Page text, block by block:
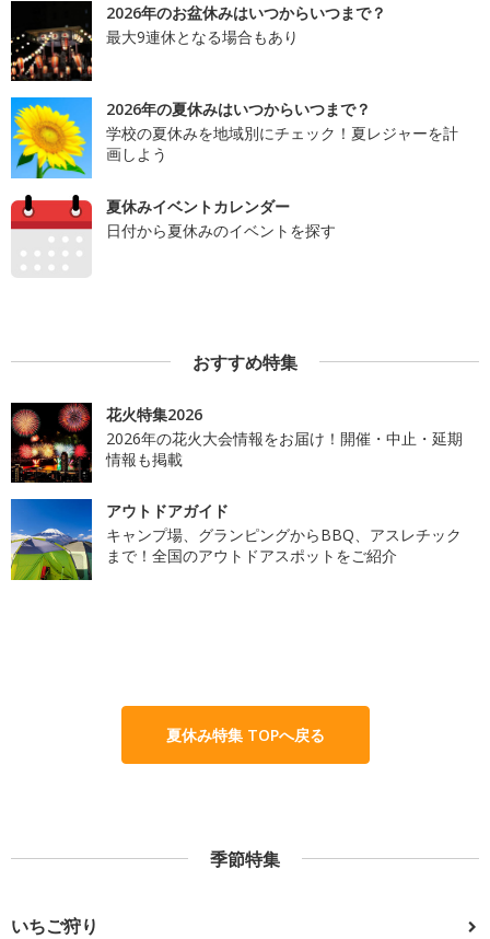
2026年のお盆休みはいつからいつまで？
最大9連休となる場合もあり
2026年の夏休みはいつからいつまで？
学校の夏休みを地域別にチェック！夏レジャーを計
画しよう
夏休みイベントカレンダー
日付から夏休みのイベントを探す
おすすめ特集
花火特集2026
2026年の花火大会情報をお届け！開催・中止・延期
情報も掲載
アウトドアガイド
キャンプ場、グランピングからBBQ、アスレチック
まで！全国のアウトドアスポットをご紹介
夏休み特集 TOPへ戻る
季節特集
いちご狩り